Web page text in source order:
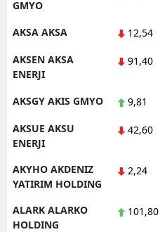
GMYO
AKSA AKSA 12,54
AKSEN AKSA
ENERJI
91,40
AKSGY AKIS GMYO 9,81
AKSUE AKSU
ENERJI
42,60
AKYHO AKDENIZ
YATIRIM HOLDING
2,24
ALARK ALARKO
HOLDING
101,80